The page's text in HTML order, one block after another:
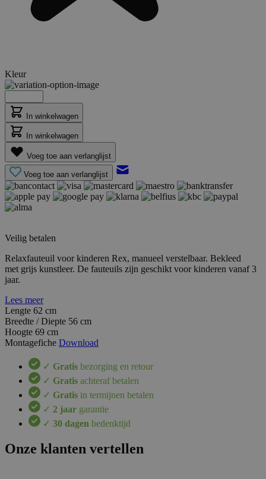
Kleur
In winkelwagen
In winkelwagen
Voeg toe aan verlanglijst
Voeg toe aan verlanglijst
Veilig betalen
Relaxfauteuil voor kinderen Rex, manueel verstelbaar. Bekleed
met grijs kunstleer. De fauteuils zijn geschikt voor kinderen vanaf 3
jaar.
Lees meer
Lengte 62 cm
Breedte / Diepte 56 cm
Hoogte 69 cm
Montagefiche Download
✓ Gratis bezorging en retour
✓ Gratis achteraf betalen
✓ Gratis in termijnen betalen
✓ 2 jaar garantie
✓ 30 dagen bedenktijd
Onze klanten vertellen